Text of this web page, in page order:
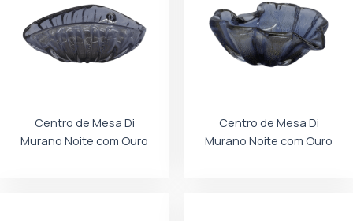
Centro de Mesa Di
Murano Noite com Ouro
Centro de Mesa Di
Murano Noite com Ouro